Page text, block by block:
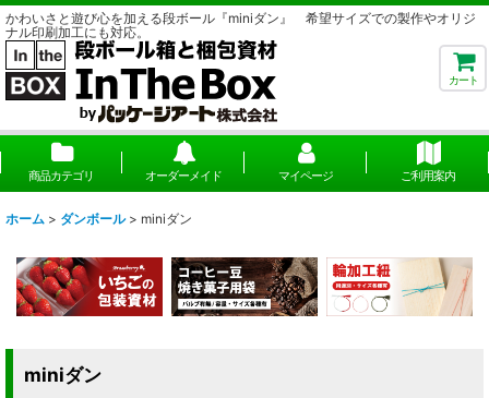
かわいさと遊び心を加える段ボール『miniダン』 希望サイズでの製作やオリジ
ナル印刷加工にも対応。
カート
商品カテゴリ オーダーメイド マイページ ご利用案内
ホーム > ダンボール > miniダン
miniダン